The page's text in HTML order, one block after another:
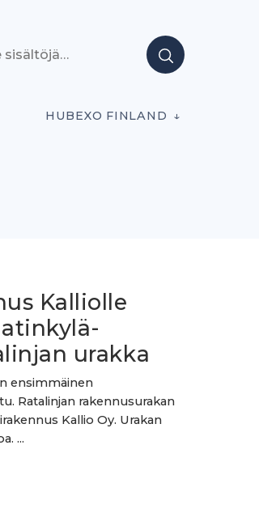
HUBEXO FINLAND
Kalliolle
urakka
ensimmäinen
Ratalinjan rakennusurakan
Kallio Oy. Urakan
...